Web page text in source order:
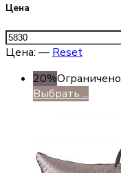
Цена
Цена: — Reset
20%Ограничено
Выбрать ...